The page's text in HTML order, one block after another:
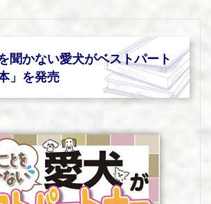
聞かない愛犬がベストパート
」を発売